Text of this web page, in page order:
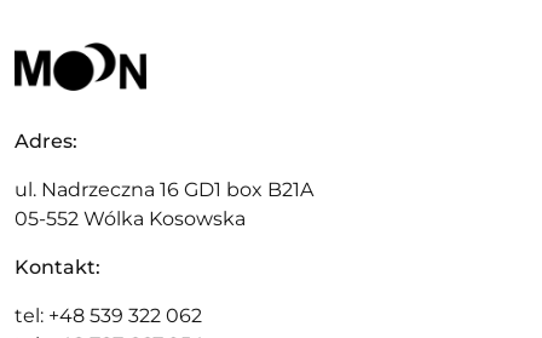
Adres:
ul. Nadrzeczna 16 GD1 box B21A
05-552 Wólka Kosowska
Kontakt:
tel: +48 539 322 062